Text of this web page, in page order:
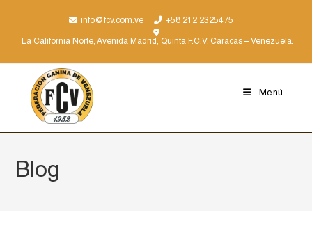
info@fcv.com.ve +58 212 2325475
La California Norte, Avenida Madrid, Quinta F.C.V. Caracas – Venezuela.
Menú
Blog